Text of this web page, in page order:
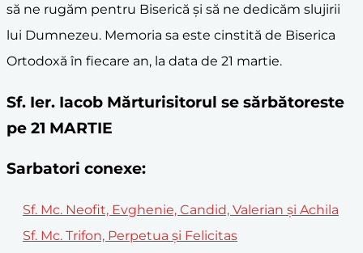
să ne rugăm pentru Biserică și să ne dedicăm slujirii
lui Dumnezeu. Memoria sa este cinstită de Biserica
Ortodoxă în fiecare an, la data de 21 martie.
Sf. Ier. Iacob Mărturisitorul se sărbătoreste
pe 21 MARTIE
Sarbatori conexe:
Sf. Mc. Neofit, Evghenie, Candid, Valerian şi Achila
Sf. Mc. Trifon, Perpetua şi Felicitas